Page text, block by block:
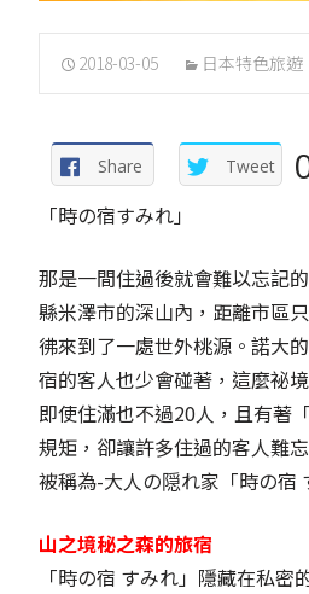
2018-03-05 日本特色旅遊
Share Tweet
「時の宿すみれ」
那是一間住過後就會難以忘記
縣米澤市的深山內，距離市區
彿來到了一處世外桃源。諾大
宿的客人也少會碰著，這麼祕
即使住滿也不過20人，且有著
規矩，卻讓許多住過的客人難
被稱為-大人の隠れ家「時の宿
山之境秘之森的旅宿
「時の宿 すみれ」隱藏在私